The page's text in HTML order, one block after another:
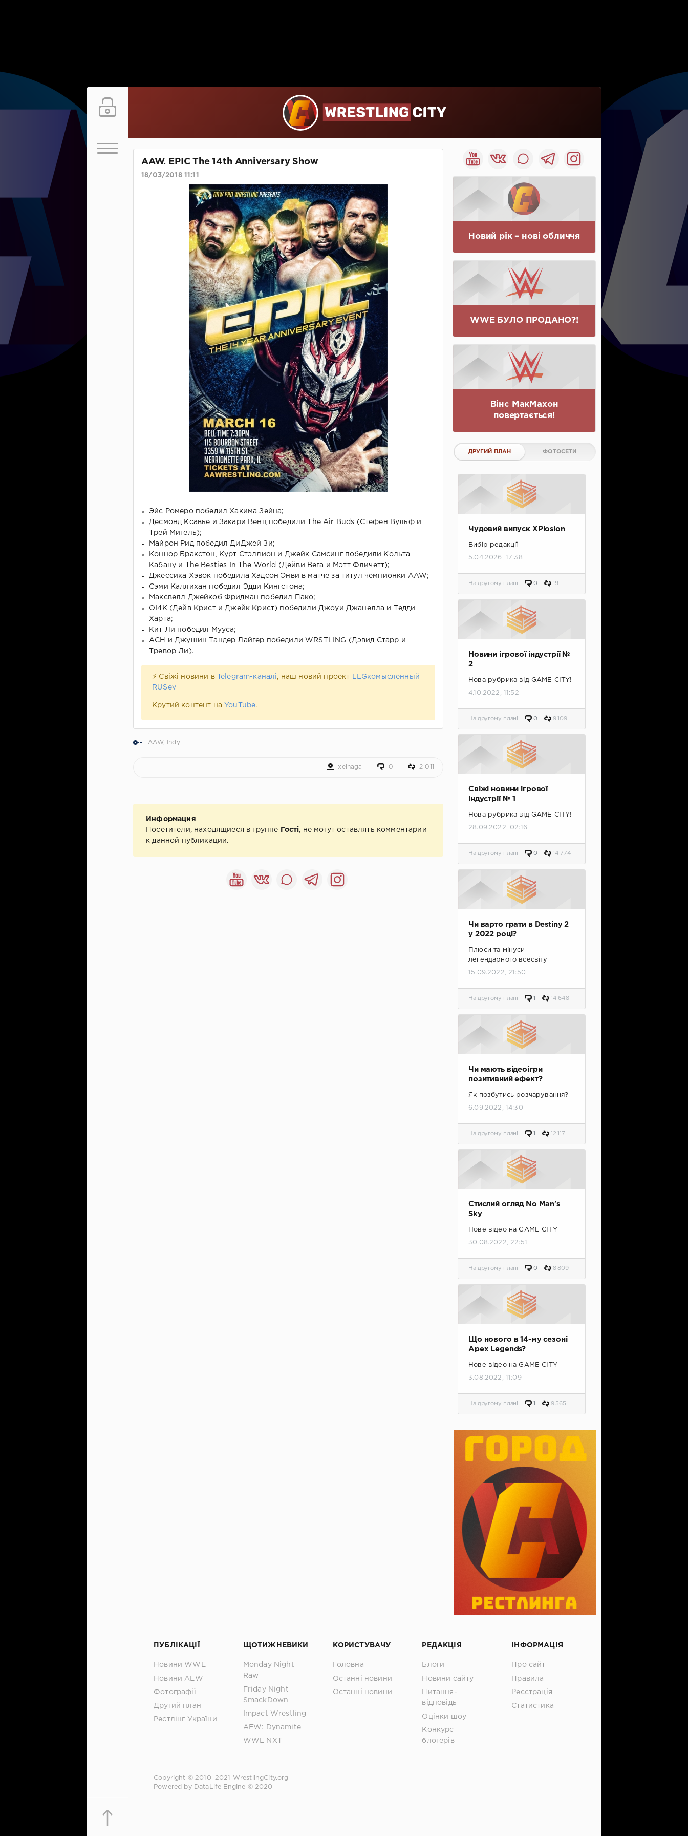
AAW. EPIC The 14th Anniversary Show
18/03/2018 11:11
Эйс Ромеро победил Хакима Зейна;
Десмонд Ксавье и Закари Венц победили The Air Buds (Стефен Вульф и
Трей Мигель);
Майрон Рид победил ДиДжей Зи;
Коннор Бракстон, Курт Стэллион и Джейк Самсинг победили Кольта
Кабану и The Besties In The World (Дейви Вега и Мэтт Фличетт);
Джессика Хэвок победила Хадсон Энви в матче за титул чемпионки AAW;
Сэми Каллихан победил Эдди Кингстона;
Максвелл Джейкоб Фридман победил Пако;
OI4K (Дейв Крист и Джейк Крист) победили Джоуи Джанелла и Тедди
Харта;
Кит Ли победил Мууса;
АСН и Джушин Тандер Лайгер победили WRSTLING (Дэвид Старр и
Тревор Ли).
⚡ Свіжі новини в Telegram-каналі , наш новий проект
LEGкомысленный
RUSev
Крутий контент на YouTube.
AAW, Indy
xelnaga 0 2 011
Информация
Посетители, находящиеся в группе
Гості
, не могут оставлять комментарии
к данной публикации.
Новий рік – нові обличчя
WWE БУЛО ПРОДАНО?!
Вінс МакМахон
повертається!
ДРУГИЙ ПЛАН ФОТОСЕТИ
Чудовий випуск XPlosion
Вибір редакції
5.04.2026, 17:38
На другому плані 0 19
Новини ігрової індустрії №
2
Нова рубрика від GAME CITY!
4.10.2022, 11:52
На другому плані 0 9 109
Свіжі новини ігрової
індустрії № 1
Нова рубрика від GAME CITY!
28.09.2022, 02:16
На другому плані 0 14 774
Чи варто грати в Destiny 2
у 2022 році?
Плюси та мінуси
легендарного всесвіту
15.09.2022, 21:50
На другому плані 1 14 648
Чи мають відеоігри
позитивний ефект?
Як позбутись розчарування?
6.09.2022, 14:30
На другому плані 1 12 117
Стислий огляд No Man's
Sky
Нове відео на GAME CITY
30.08.2022, 22:51
На другому плані 0 8 809
Що нового в 14-му сезоні
Apex Legends?
Нове відео на GAME CITY
3.08.2022, 11:09
На другому плані 1 9 565
ПУБЛІКАЦІЇ
Новини WWE
Новини AEW
Фотографії
Другий план
Рестлінг України
ЩОТИЖНЕВИКИ
Monday Night
Raw
Friday Night
SmackDown
Impact Wrestling
AEW: Dynamite
WWE NXT
КОРИСТУВАЧУ
Головна
Останні новини
Останні новини
РЕДАКЦІЯ
Блоги
Новини сайту
Питання-
відповідь
Оцінки шоу
Конкурс
блогерів
ІНФОРМАЦІЯ
Про сайт
Правила
Реєстрація
Статистика
Copyright © 2010–2021
WrestlingCity.org
Powered by DataLife Engine © 2020